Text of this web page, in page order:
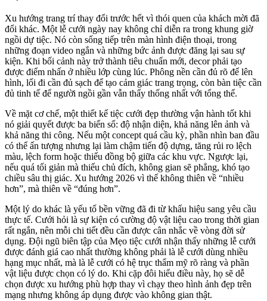
Xu hướng trang trí thay đổi trước hết vì thói quen của khách mời đã
đổi khác. Một lễ cưới ngày nay không chỉ diễn ra trong khung giờ
ngồi dự tiệc. Nó còn sống tiếp trên màn hình điện thoại, trong
những đoạn video ngắn và những bức ảnh được đăng lại sau sự
kiện. Khi bối cảnh này trở thành tiêu chuẩn mới, decor phải tạo
được điểm nhấn ở nhiều lớp cùng lúc. Phông nền cần đủ rõ để lên
hình, lối đi cần đủ sạch để tạo cảm giác trang trọng, còn bàn tiệc cần
đủ tinh tế để người ngồi gần vẫn thấy thống nhất với tổng thể.
Về mặt cơ chế, một thiết kế tiệc cưới đẹp thường vận hành tốt khi
nó giải quyết được ba biến số: độ nhận diện, khả năng lên ảnh và
khả năng thi công. Nếu một concept quá cầu kỳ, phần nhìn ban đầu
có thể ấn tượng nhưng lại làm chậm tiến độ dựng, tăng rủi ro lệch
màu, lệch form hoặc thiếu đồng bộ giữa các khu vực. Ngược lại,
nếu quá tối giản mà thiếu chủ đích, không gian sẽ phẳng, khó tạo
chiều sâu thị giác. Xu hướng 2026 vì thế không thiên về “nhiều
hơn”, mà thiên về “đúng hơn”.
Một lý do khác là yếu tố bền vững đã đi từ khẩu hiệu sang yêu cầu
thực tế. Cưới hỏi là sự kiện có cường độ vật liệu cao trong thời gian
rất ngắn, nên mỗi chi tiết đều cần được cân nhắc về vòng đời sử
dụng. Đội ngũ biên tập của Mẹo tiệc cưới nhận thấy những lễ cưới
được đánh giá cao nhất thường không phải là lễ cưới dùng nhiều
hạng mục nhất, mà là lễ cưới có hệ trục thẩm mỹ rõ ràng và phần
vật liệu được chọn có lý do. Khi cặp đôi hiểu điều này, họ sẽ dễ
chọn được xu hướng phù hợp thay vì chạy theo hình ảnh đẹp trên
mạng nhưng không áp dụng được vào không gian thật.